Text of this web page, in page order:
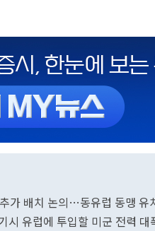
가 배치 논의…동유럽 동맹 유
시 유럽에 투입할 미군 전력 대